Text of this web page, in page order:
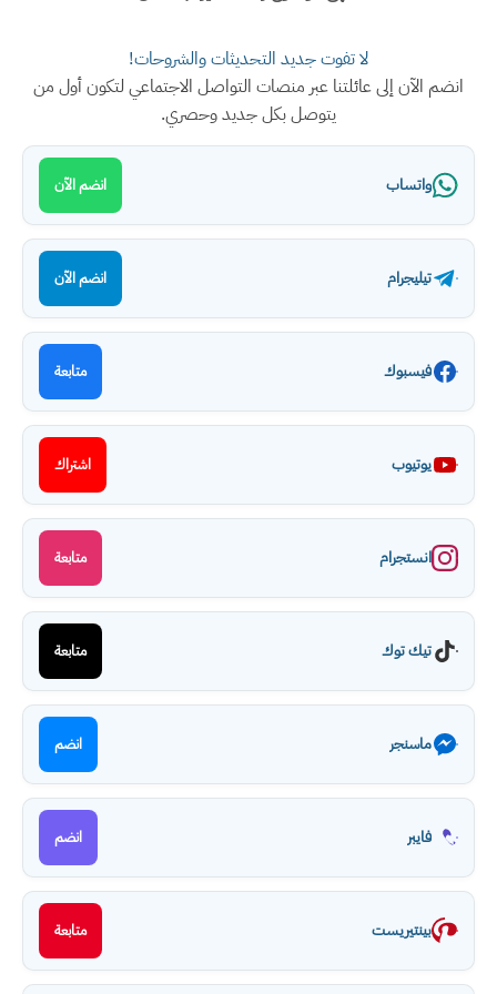
لا تفوت جديد التحديثات والشروحات!
انضم الآن إلى عائلتنا عبر منصات التواصل الاجتماعي لتكون أول من
يتوصل بكل جديد وحصري.
واتساب انضم الآن
تيليجرام انضم الآن
فيسبوك متابعة
يوتيوب اشتراك
انستجرام متابعة
تيك توك متابعة
ماسنجر انضم
فايبر انضم
بينتيريست متابعة